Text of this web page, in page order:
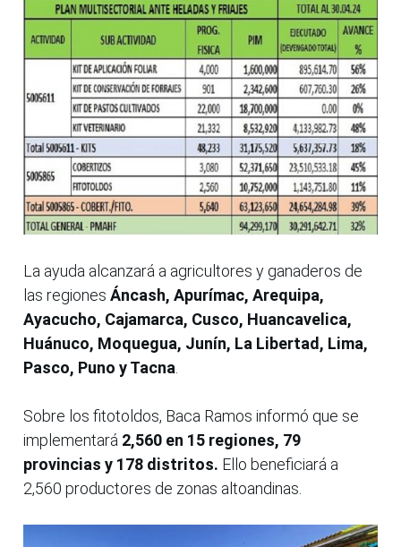
La ayuda alcanzará a agricultores y ganaderos de
las regiones Áncash, Apurímac, Arequipa,
Ayacucho, Cajamarca, Cusco, Huancavelica,
Huánuco, Moquegua, Junín, La Libertad, Lima,
Pasco, Puno y Tacna
Sobre los fitotoldos, Baca Ramos informó que se
implementará 2,560 en 15 regiones, 79
provincias y 178 distritos. Ello beneficiará a
2,560 productores de zonas altoandinas.